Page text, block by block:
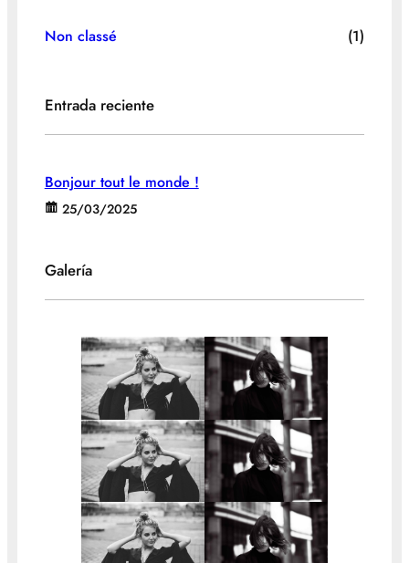
Non classé (1)
Entrada reciente
Bonjour tout le monde !
25/03/2025
Galería